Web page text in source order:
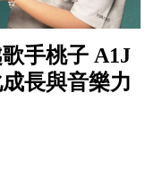
手桃子 A1J
長與音樂力